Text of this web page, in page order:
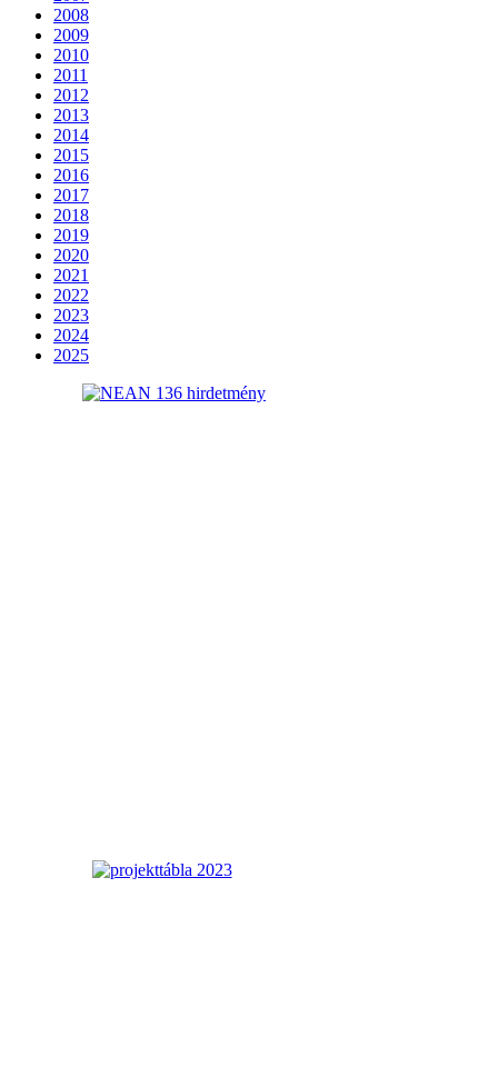
2008
2009
2010
2011
2012
2013
2014
2015
2016
2017
2018
2019
2020
2021
2022
2023
2024
2025